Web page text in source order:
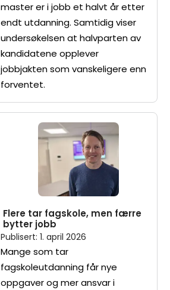
master er i jobb et halvt år etter
endt utdanning. Samtidig viser
undersøkelsen at halvparten av
kandidatene opplever
jobbjakten som vanskeligere enn
forventet.
Flere tar fagskole, men færre
bytter jobb
Publisert: 1. april 2026
Mange som tar
fagskoleutdanning får nye
oppgaver og mer ansvar i